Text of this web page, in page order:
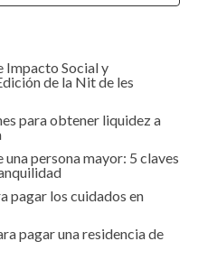
Impacto Social y
de la Nit de les
para obtener liquidez a
persona mayor: 5 claves
pagar los cuidados en
pagar una residencia de